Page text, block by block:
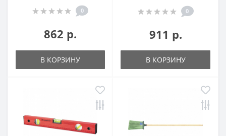
0
862 р.
В КОРЗИНУ
0
911 р.
В КОРЗИНУ